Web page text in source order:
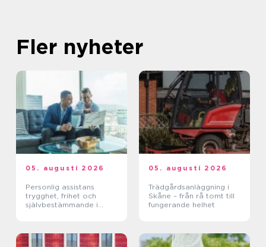
Fler nyheter
05. augusti 2026
Personlig assistans
trygghet, frihet och
självbestämmande i
05. augusti 2026
Trädgårdsanläggning i
Skåne – från rå tomt till
fungerande helhet